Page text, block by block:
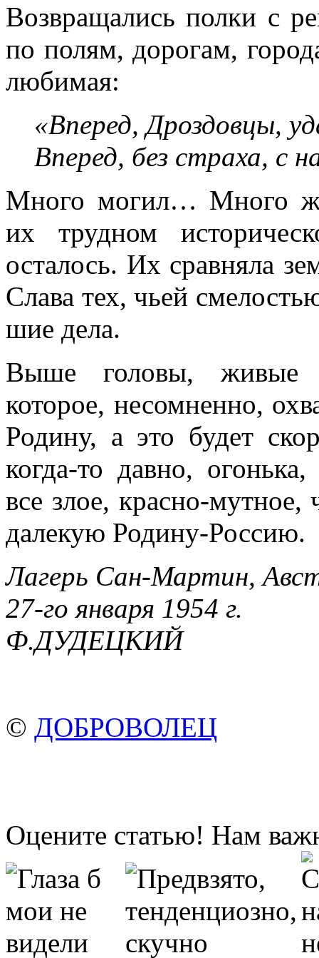
Возвращались полки с
по полям, до­рогам,
любимая:
«Вперед, Дроздовцы,
Вперед, без страха, с
Много могил… Много
их трудном
осталось. Их сравняла
Слава тех, чьей
шие дела.
Выше головы, живые
которое, несомненно,
Родину, а это будет
когда-то давно,
все злое, красно-
далекую Родину-Россию.
Лагерь Сан-Мартин,
27-го января 1954 г.
Ф.ДУДЕЦКИЙ
© ДОБРОВОЛЕЦ
Оцените статью! Нам